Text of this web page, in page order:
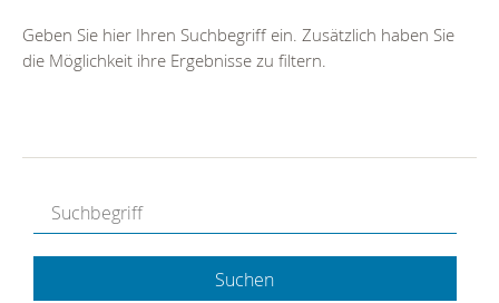
Geben Sie hier Ihren Suchbegriff ein. Zusätzlich haben Sie
die Möglichkeit ihre Ergebnisse zu filtern.
Suchen